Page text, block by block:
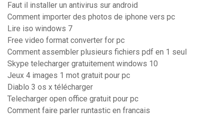
Faut il installer un antivirus sur android
Comment importer des photos de iphone vers pc
Lire iso windows 7
Free video format converter for pc
Comment assembler plusieurs fichiers pdf en 1 seul
Skype telecharger gratuitement windows 10
Jeux 4 images 1 mot gratuit pour pc
Diablo 3 os x télécharger
Telecharger open office gratuit pour pc
Comment faire parler runtastic en francais